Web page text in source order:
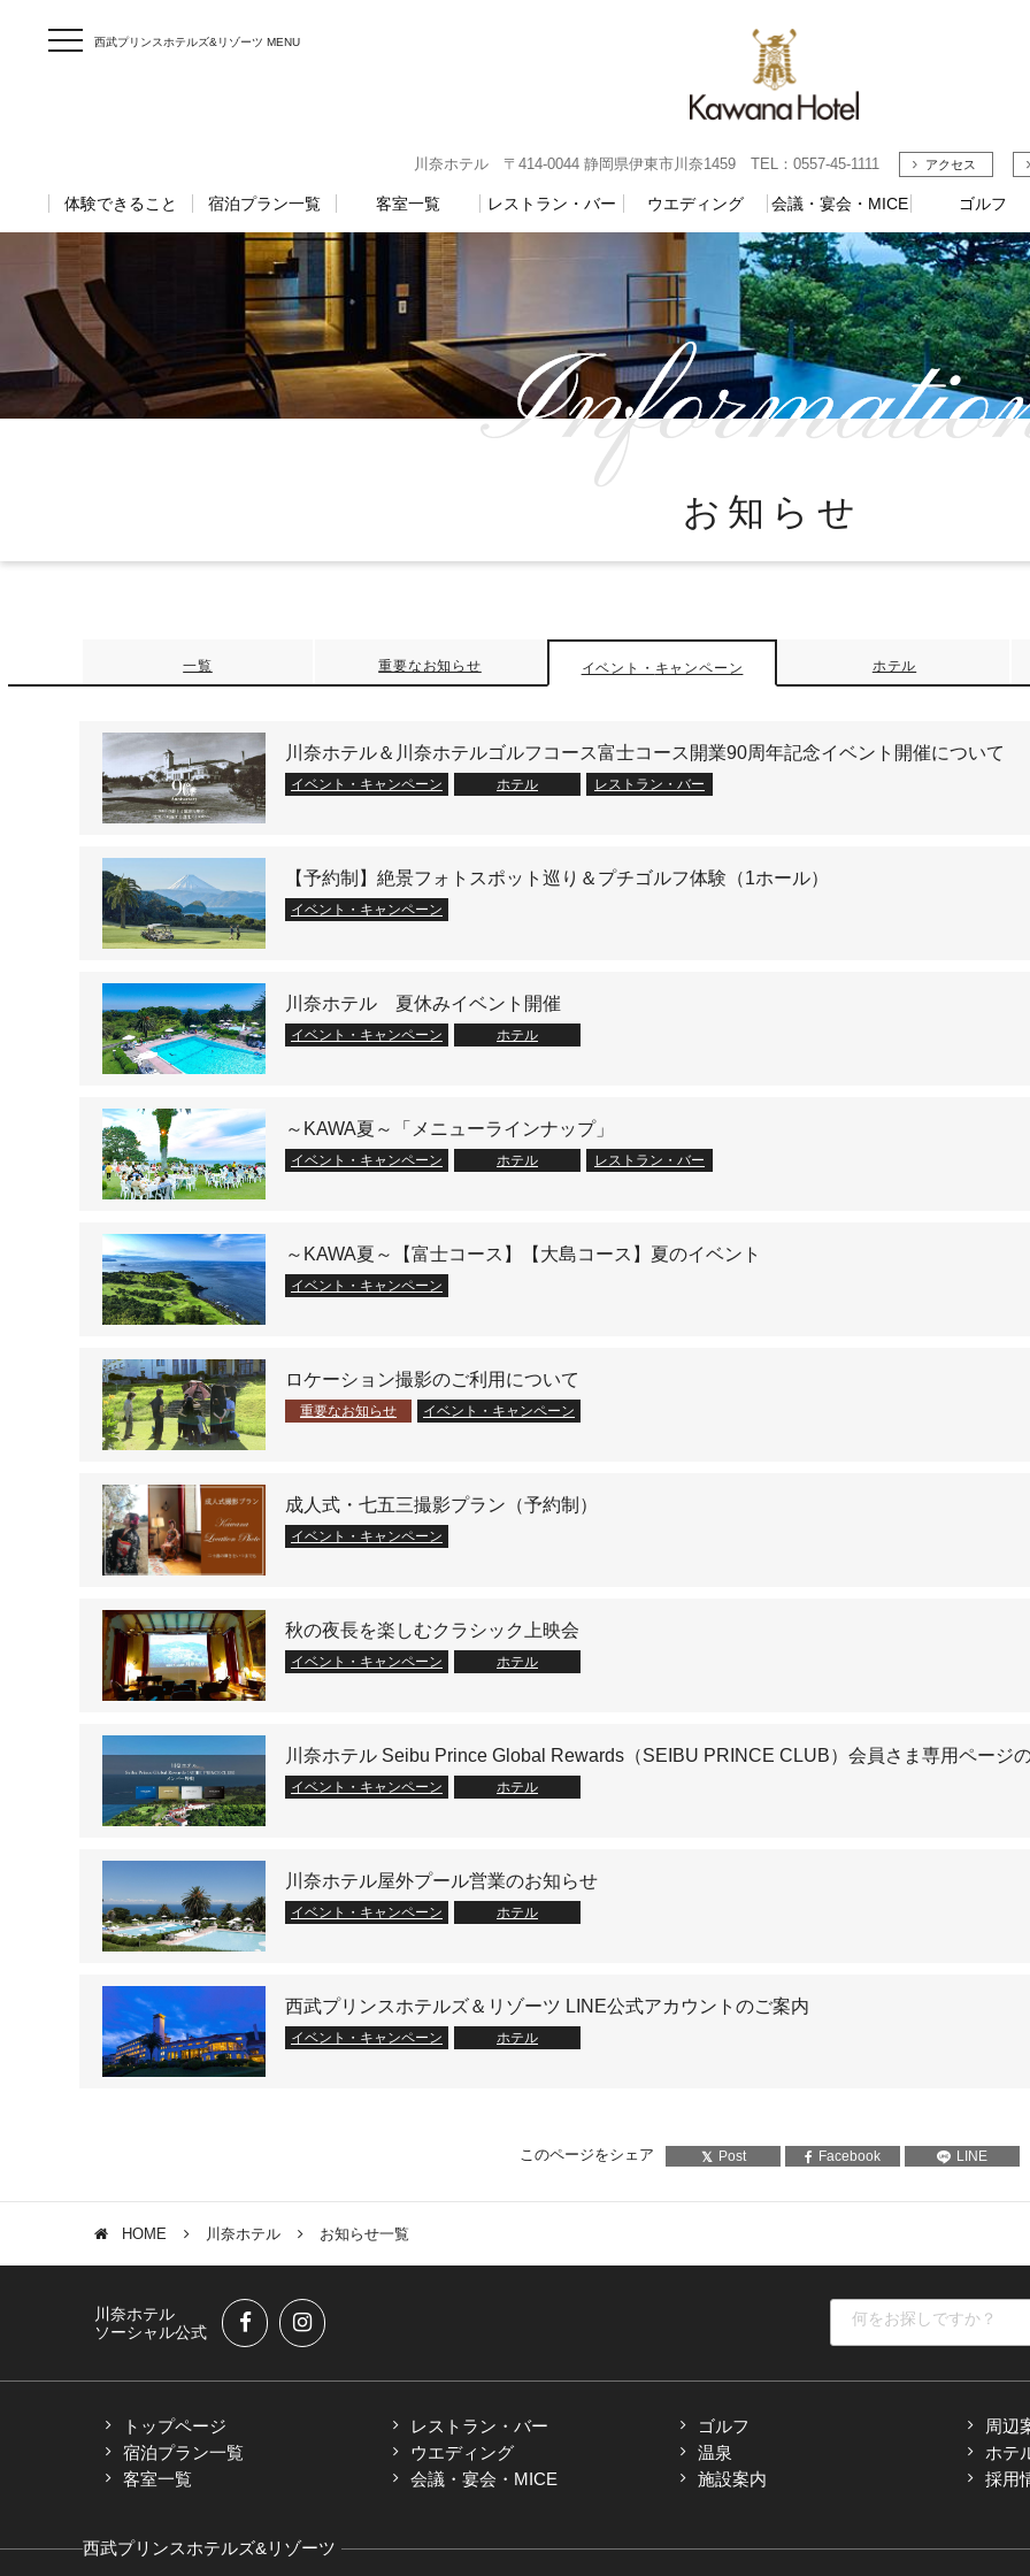
西武プリンスホテルズ&リゾーツ MENU
川奈ホテル 〒414-0044 静岡県伊東市川奈1459 TEL：0557-45-1111 アクセス
体験できること 宿泊プラン一覧 客室一覧 レストラン・バー ウエディング 会議・宴会・MICE ゴルフ
お知らせ
一覧 重要なお知らせ イベント・ キャンペーン ホテル
川奈ホテル＆川奈ホテルゴルフコース富士コース開業90周年記念イベント開催について
イベント・キャンペーン ホテル レストラン・バー
【予約制】絶景フォトスポット巡り＆プチゴルフ体験（1ホール）
イベント・キャンペーン
川奈ホテル 夏休みイベント開催
イベント・キャンペーン ホテル
～KAWA夏～「メニューラインナップ」
イベント・キャンペーン ホテル レストラン・バー
～KAWA夏～【富士コース】【大島コース】夏のイベント
イベント・キャンペーン
ロケーション撮影のご利用について
重要なお知らせ イベント・キャンペーン
成人式・七五三撮影プラン（予約制）
イベント・キャンペーン
秋の夜長を楽しむクラシック上映会
イベント・キャンペーン ホテル
川奈ホテル Seibu Prince Global Rewards（SEIBU PRINCE CLUB）会員さま専用ページ
イベント・キャンペーン ホテル
川奈ホテル屋外プール営業のお知らせ
イベント・キャンペーン ホテル
西武プリンスホテルズ＆リゾーツ LINE公式アカウントのご案内
イベント・キャンペーン ホテル
このページをシェア Post Facebook LINE
HOME 川奈ホテル お知らせ一覧
川奈ホテル
ソーシャル公式
トップページ
宿泊プラン一覧
客室一覧
レストラン・バー
ウエディング
会議・宴会・MICE
ゴルフ
温泉
施設案内
周辺
ホテ
採用
西武プリンスホテルズ&リゾーツ